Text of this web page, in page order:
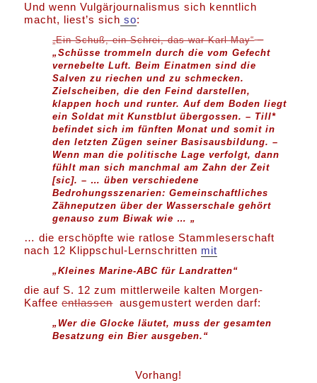
Und wenn Vulgärjournalismus sich kenntlich
macht, liest’s sich so:
„Ein Schuß, ein Schrei, das war Karl May“ –
„Schüsse trommeln durch die vom Gefecht
vernebelte Luft. Beim Einatmen sind die
Salven zu riechen und zu schmecken.
Zielscheiben, die den Feind darstellen,
klappen hoch und runter. Auf dem Boden liegt
ein Soldat mit Kunstblut übergossen. – Till*
befindet sich im fünften Monat und somit in
den letzten Zügen seiner Basisausbildung. –
Wenn man die politische Lage verfolgt, dann
fühlt man sich manchmal am Zahn der Zeit
[sic]. – … üben verschiedene
Bedrohungsszenarien: Gemeinschaftliches
Zähneputzen über der Wasserschale gehört
genauso zum Biwak wie … „
… die erschöpfte wie ratlose Stammleserschaft
nach 12 Klippschul-Lernschritten mit
„Kleines Marine-ABC für Landratten“
die auf S. 12 zum mittlerweile kalten Morgen-
Kaffeeentlassenausgemustert werden darf:
„Wer die Glocke läutet, muss der gesamten
Besatzung ein Bier ausgeben.“
Vorhang!